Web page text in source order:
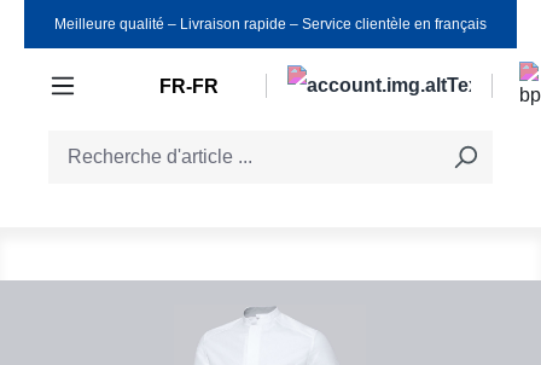
Passer au contenu principal
Meilleure qualité ‒ Livraison rapide ‒ Service clientèle en français
FR-FR